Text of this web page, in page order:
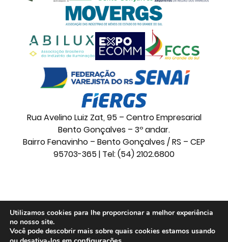
Rua Avelino Luiz Zat, 95 – Centro Empresarial
Bento Gonçalves – 3º andar.
Bairro Fenavinho – Bento Gonçalves / RS – CEP
95703-365 | Tel: (54) 2102.6800
© 2026 Movelsul. Todos os direitos reservados.
Utilizamos cookies para lhe proporcionar a melhor experiência
no nosso site.
Você pode descobrir mais sobre quais cookies estamos usando